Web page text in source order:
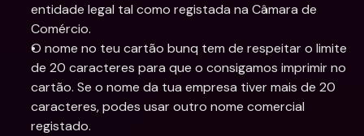
entidade legal tal como registada na Câmara de
Comércio.
O nome no teu cartão bunq tem de respeitar o limite
de 20 caracteres para que o consigamos imprimir no
cartão. Se o nome da tua empresa tiver mais de 20
caracteres, podes usar outro nome comercial
registado.